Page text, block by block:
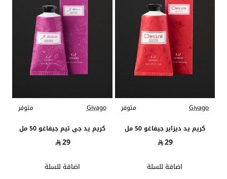
جديد Givago
متوفر
كريم يد ديزاير جيفاغو 50 مل
29
اضافة للسلة
جديد Givago
متوفر
كريم يد جي تيم جيفاغو 50 مل
29
اضافة للسلة